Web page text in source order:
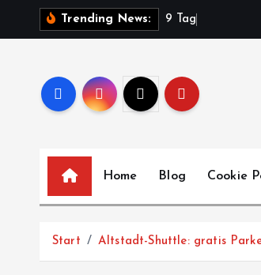
Trending News: 9 ag
Home Blog Cookie
Start Altstadt-Shuttle: gratis